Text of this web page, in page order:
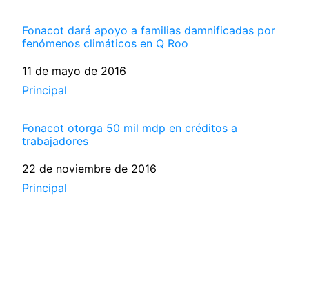
Fonacot dará apoyo a familias damnificadas por
fenómenos climáticos en Q Roo
Fecha
11 de mayo de 2016
Respecto a
Principal
Fonacot otorga 50 mil mdp en créditos a
trabajadores
Fecha
22 de noviembre de 2016
Respecto a
Principal